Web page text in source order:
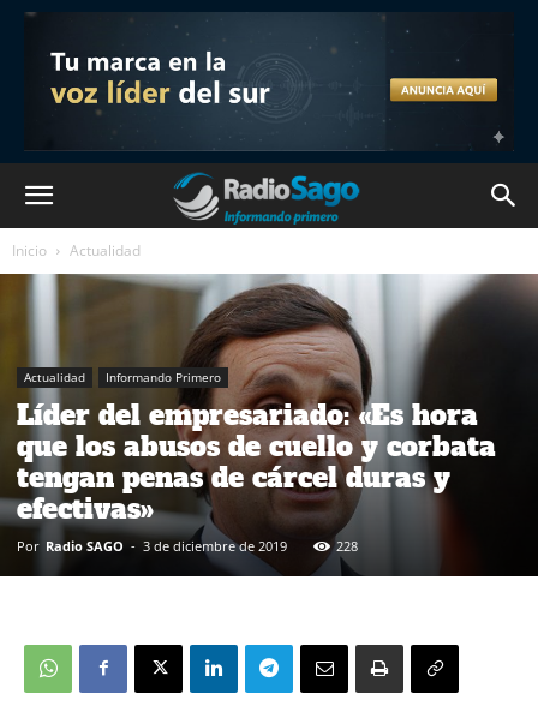
Inicio Actualidad
Actualidad Informando Primero
Líder del empresariado: «Es hora
que los abusos de cuello y corbata
tengan penas de cárcel duras y
efectivas»
Por Radio SAGO - 3 de diciembre de 2019 228